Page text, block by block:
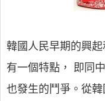
韓國人民早期的興
有一個特點， 即同
也發生的鬥爭。從